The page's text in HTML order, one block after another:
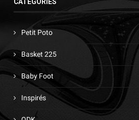
Petit Poto
Basket 225
Baby Foot
Inspirés